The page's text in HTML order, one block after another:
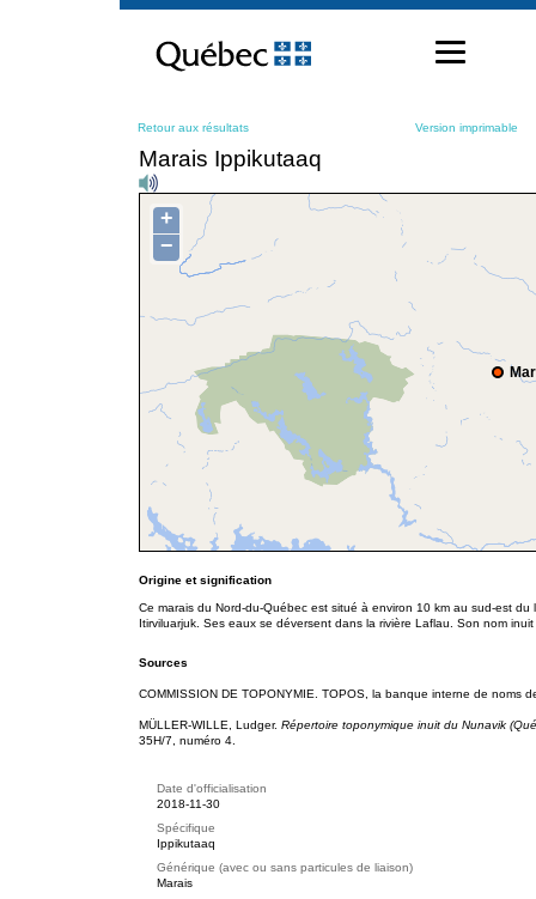
contenu
Retour aux résultats Version imprimable
Marais Ippikutaaq
+
−
Origine et signification
Ce marais du Nord-du-Québec est situé à environ 10 km au sud-est
Itirviluarjuk. Ses eaux se déversent dans la rivière Laflau. Son nom
Sources
COMMISSION DE TOPONYMIE. TOPOS, la banque interne de noms
MÜLLER-WILLE, Ludger. Répertoire toponymique inuit du Nunavik
35H/7, numéro 4.
Date d'officialisation
2018-11-30
Spécifique
Ippikutaaq
Générique (avec ou sans particules de liaison)
Marais